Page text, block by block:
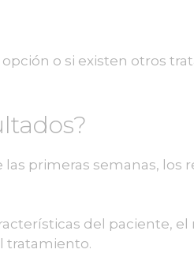
o si existen otros
primeras semanas, los
del paciente,
tratamiento.